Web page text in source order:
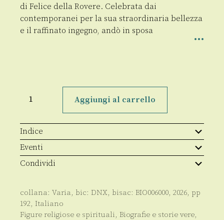
di Felice della Rovere. Celebrata dai
contemporanei per la sua straordinaria bellezza
e il raffinato ingegno, andò in sposa
Orsini
Aggiungi al carrello
Indice
Eventi
Condividi
collana: Varia, bic: DNX, bisac: BIO006000, 2026, pp
192, Italiano
Figure religiose e spirituali, Biografie e storie vere,